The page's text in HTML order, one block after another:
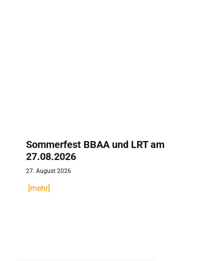
Sommerfest BBAA und LRT am
27.08.2026
27. August 2026
[mehr]